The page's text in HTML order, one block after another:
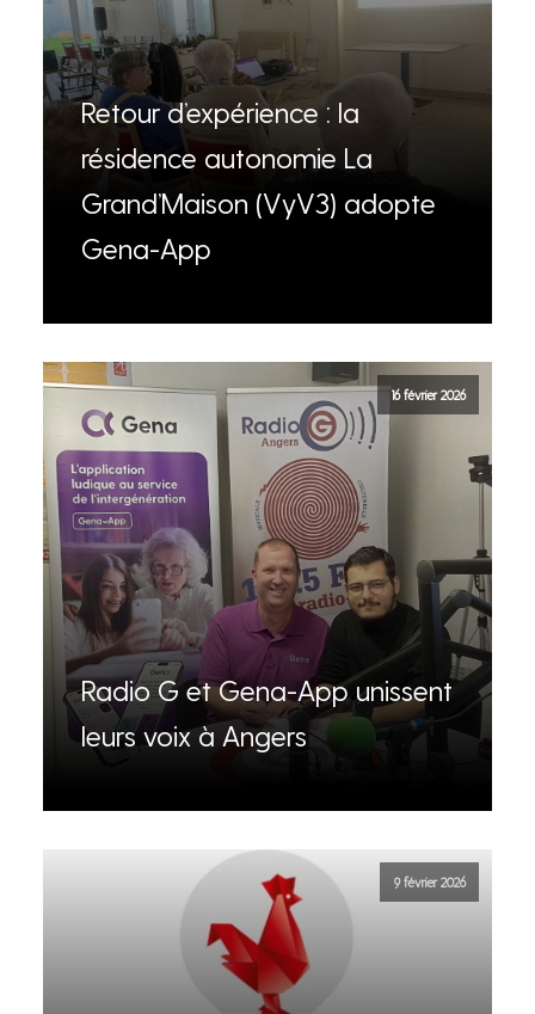
Retour d’expérience : la
résidence autonomie La
Grand’Maison (VyV3) adopte
Gena-App
16 février 2026
Radio G et Gena-App unissent
leurs voix à Angers
9 février 2026